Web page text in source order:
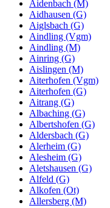
Aidenbach (M)
Aidhausen (G)
Aiglsbach (G)
Aindling (Vgm)
Aindling (M)
Ainring (G)
Aislingen (M)
Aiterhofen (Vgm)
Aiterhofen (G)
Aitrang (G)
Albaching (G)
Albertshofen (G)
Aldersbach (G)
Alerheim (G)
Alesheim (G)
Aletshausen (G)
Alfeld (G)
Alkofen (Ot)
Allersberg (M)